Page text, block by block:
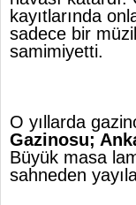
kayıtlarında
sadece bir
samimiyetti.
O yıllarda
Gazinosu;
Büyük masa
sahneden